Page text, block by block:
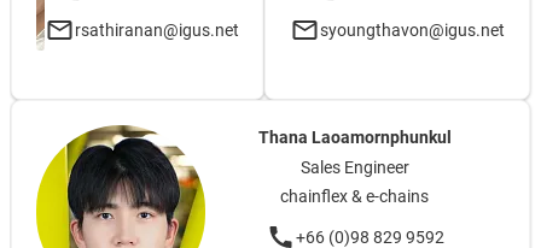
rsathiranan@igus.net syoungthavon@igus.net
Thana Laoamornphunkul
Sales Engineer
chainflex & e-chains
+66 (0)98 829 9592